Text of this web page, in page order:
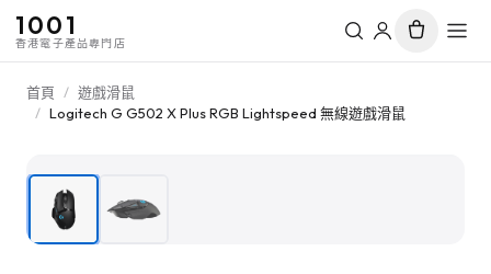
1001
香港電子產品專門店
首頁 / 遊戲滑鼠
/ Logitech G G502 X Plus RGB Lightspeed 無線遊戲滑鼠